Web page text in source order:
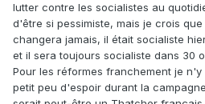
lutter contre les socialistes au
d'être si pessimiste, mais je crois
changera jamais, il était socialiste
et il sera toujours socialiste dans 30
Pour les réformes franchement je
petit peu d'espoir durant la